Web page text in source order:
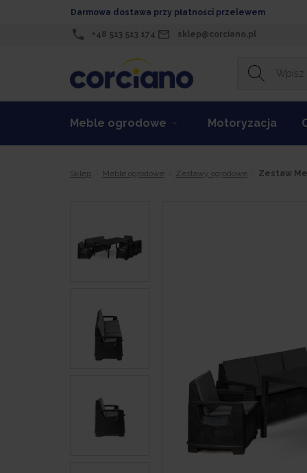
Darmowa dostawa przy płatności przelewem
+48 513 513 174 sklep@corciano.pl
Meble ogrodowe Motoryzacja
Sklep Meble ogrodowe Zestawy ogrodowe Zestaw